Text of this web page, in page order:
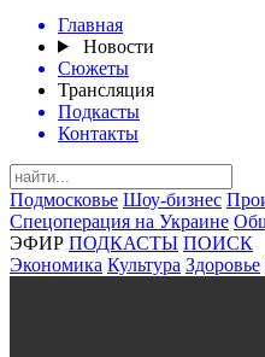
Главная
Новости
Сюжеты
Трансляция
Подкасты
Контакты
Подмосковье Шоу-бизнес
Спецоперация на Украине
ЭФИР ПОДКАСТЫ ПОИСК
Экономика Культура Здоровье